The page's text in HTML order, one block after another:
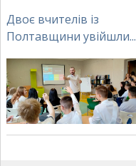
Двоє вчителів із
Полтавщини увійшли...